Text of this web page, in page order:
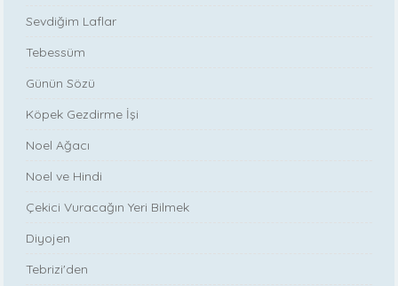
Sevdiğim Laflar
Tebessüm
Günün Sözü
Köpek Gezdirme İşi
Noel Ağacı
Noel ve Hindi
Çekici Vuracağın Yeri Bilmek
Diyojen
Tebrizi'den